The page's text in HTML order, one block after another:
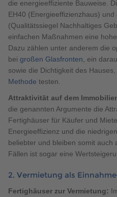
die energieeffiziente Bauweise.
EH40 (Energieeffizienzhaus) und
(Qualitätssiegel Nachhaltiges
einfachen Maßnahmen eine
Dazu zählen unter anderem die
bei großen Glasfronten , ein
sowie die Dichtigkeit des
Methode testen.
Attraktivität auf dem
die genannten Argumente die
Fertighäuser für Käufer und
Energieeffizienz und die
beliebter und bleiben somit auch
Fällen ist sogar eine
2. Vermietung als
Fertighäuser zur Vermietung: